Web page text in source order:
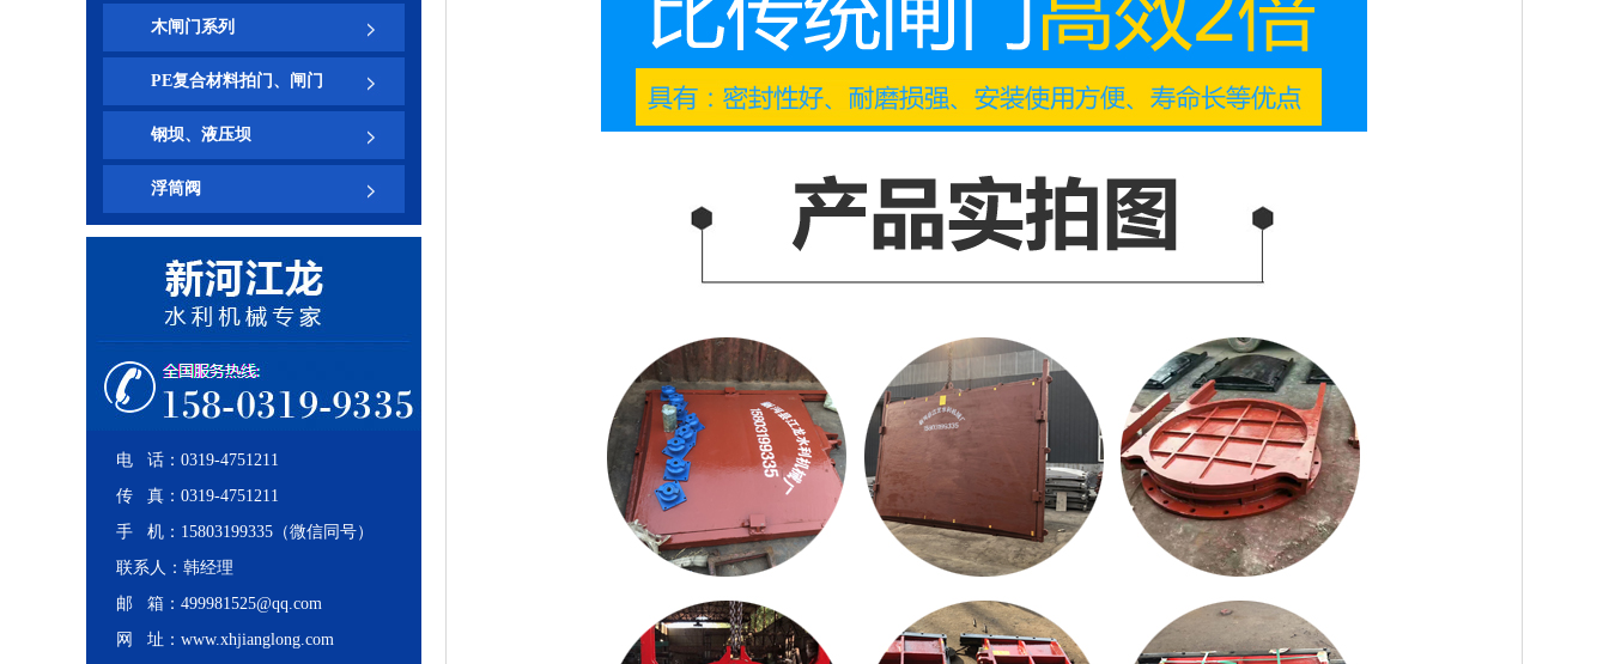
木闸门系列
PE复合材料拍门、闸门
钢坝、液压坝
浮筒阀
电 话：0319-4751211
传 真：0319-4751211
手 机：15803199335（微信同号）
联系人：韩经理
邮 箱：499981525@qq.com
网 址：www.xhjianglong.com